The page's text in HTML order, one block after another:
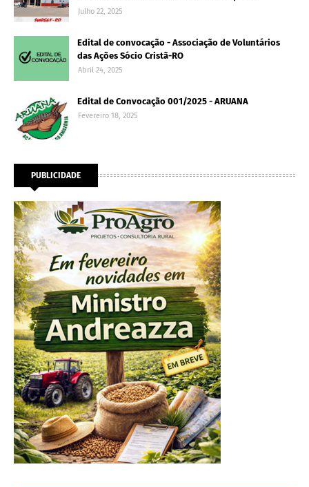
Julho 22, 2025
Edital de convocação - Associação de Voluntários
das Ações Sócio Cristã-RO
Abril 24, 2025
Edital de Convocação 001/2025 - ARUANA
Fevereiro 18, 2025
PUBLICIDADE